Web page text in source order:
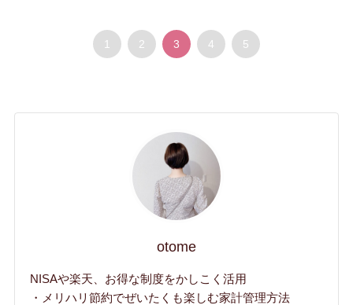
1 2 3 4 5
otome
NISAや楽天、お得な制度をかしこく活用
・メリハリ節約でぜいたくも楽しむ家計管理方法